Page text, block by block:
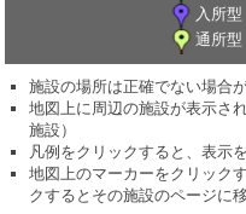
入所型
通所型
施設の場所は正確でない場合
地図上に周辺の施設が表示さ
施設）
凡例をクリックすると、表示
地図上のマーカーをクリック
クするとその施設のページに